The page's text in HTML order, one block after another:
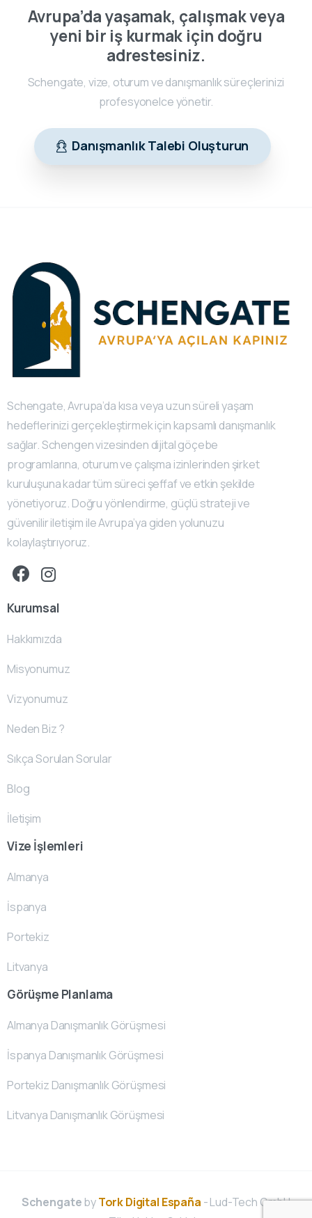
Avrupa’da yaşamak, çalışmak veya
yeni bir iş kurmak için doğru
adrestesiniz.
Schengate, vize, oturum ve danışmanlık süreçlerinizi
profesyonelce yönetir.
Danışmanlık Talebi Oluşturun
Schengate, Avrupa’da kısa veya uzun süreli yaşam
hedeflerinizi gerçekleştirmek için kapsamlı danışmanlık
sağlar. Schengen vizesinden dijital göçebe
programlarına, oturum ve çalışma izinlerinden şirket
kuruluşuna kadar tüm süreci şeffaf ve etkin şekilde
yönetiyoruz. Doğru yönlendirme, güçlü strateji ve
güvenilir iletişim ile Avrupa’ya giden yolunuzu
kolaylaştırıyoruz.
Kurumsal
Hakkımızda
Misyonumuz
Vizyonumuz
Neden Biz ?
Sıkça Sorulan Sorular
Blog
İletişim
Vize İşlemleri
Almanya
İspanya
Portekiz
Litvanya
Görüşme Planlama
Almanya Danışmanlık Görüşmesi
İspanya Danışmanlık Görüşmesi
Portekiz Danışmanlık Görüşmesi
Litvanya Danışmanlık Görüşmesi
SchengatebyTork Digital España - Lud-Tech GmbH